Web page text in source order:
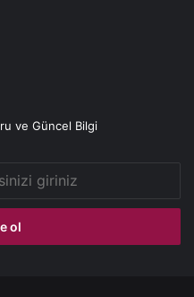
ve Güncel Bilgi